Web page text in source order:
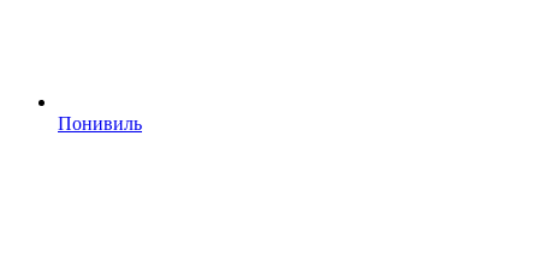
Понивиль